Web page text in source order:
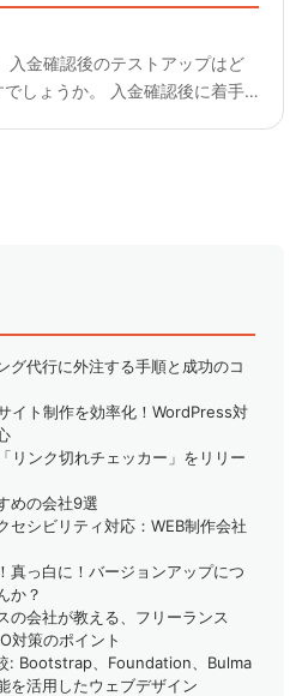
入金確認後のテストアップはど
しょうか。 入金確認後に着手
グ代行に外注する手順と成功のコ
イト制作を効率化！WordPress対
リンク切れチェッカー」をリリー
めの会社9選
セシビリティ対応：WEB制作会社
真っ白に！バージョンアップにつ
か？
の会社が教える、フリーランス
対策のポイント
: Bootstrap、Foundation、Bulma
を活用したウェブデザイン